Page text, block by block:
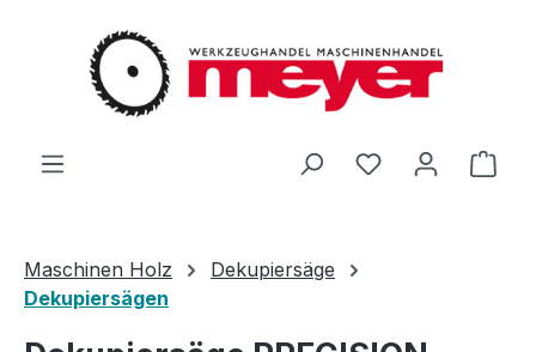
Zum Hauptinhalt springen
Du hast 0
Maschinen Holz
Dekupiersäge
Dekupiersägen